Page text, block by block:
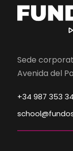
Sede
Avenida del
+34 987 353